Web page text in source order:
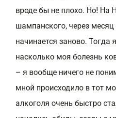
вроде бы не плохо. Но! На
шампанского, через
начинается заново. Тогда
насколько моя болезнь
– я вообще ничего не
мной происходило в тот
алкоголя очень быстро